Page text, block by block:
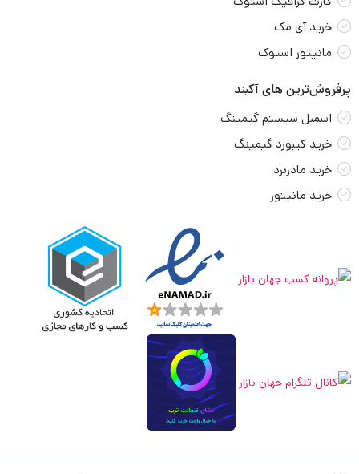
خرید آی مک
مانیتور استوک
پرفروش‌ترین های آکبند
اسمبل سیستم گیمینگ
خرید کیبورد گیمینگ
خرید مادربرد
خرید مانیتور